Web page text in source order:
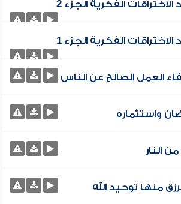
الفكرية الجزء 2
الفكرية الجزء 1
العمل الصالح عن الناس
واستثماره
النار
منها توحيد الله